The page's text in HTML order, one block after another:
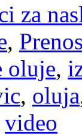
za
,
oluje,
, oluja
video